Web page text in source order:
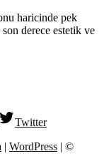
haricinde pek
derece estetik ve
Twitter
| WordPress | ©